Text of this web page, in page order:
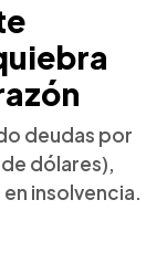
deudas por
dólares),
insolvencia.